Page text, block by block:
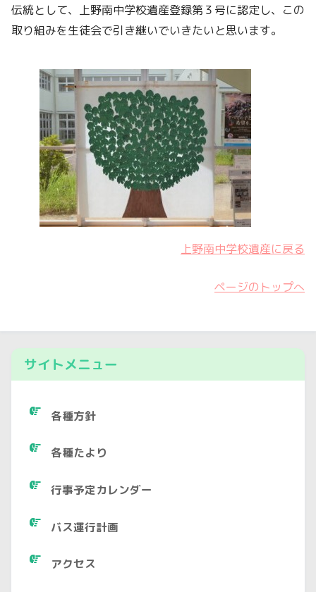
伝統として、上野南中学校遺産登録第３号に認定し、この
取り組みを生徒会で引き継いでいきたいと思います。
上野南中学校遺産に戻る
ページのトップへ
サイトメニュー
各種方針
各種たより
行事予定カレンダー
バス運行計画
アクセス